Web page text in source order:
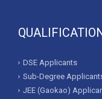
DSE Applicants
Sub-Degree
JEE (Gaokao)